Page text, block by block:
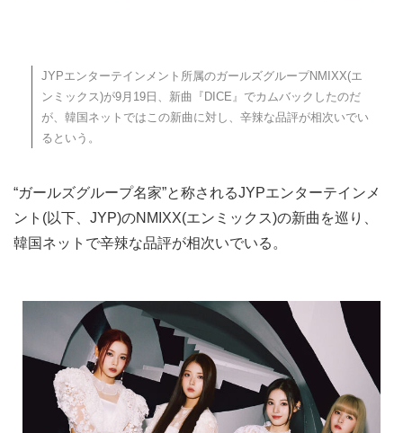
JYPエンターテインメント所属のガールズグループNMIXX(エ
ンミックス)が9月19日、新曲『DICE』でカムバックしたのだ
が、韓国ネットではこの新曲に対し、辛辣な品評が相次いでい
るという。
“ガールズグループ名家”と称されるJYPエンターテインメ
ント(以下、JYP)のNMIXX(エンミックス)の新曲を巡り、
韓国ネットで辛辣な品評が相次いでいる。